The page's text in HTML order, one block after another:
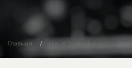
Главная About Orchestra